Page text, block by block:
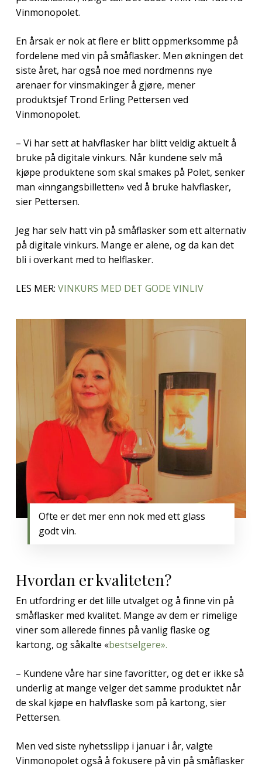
Vinmonopolet.
En årsak er nok at flere er blitt oppmerksomme på
fordelene med vin på småflasker. Men økningen det
siste året, har også noe med nordmenns nye
arenaer for vinsmakinger å gjøre, mener
produktsjef Trond Erling Pettersen ved
Vinmonopolet.
– Vi har sett at halvflasker har blitt veldig aktuelt å
bruke på digitale vinkurs. Når kundene selv må
kjøpe produktene som skal smakes på Polet, senker
man «inngangsbilletten» ved å bruke halvflasker,
sier Pettersen.
Jeg har selv hatt vin på småflasker som ett alternativ
på digitale vinkurs. Mange er alene, og da kan det
bli i overkant med to helflasker.
LES MER: VINKURS MED DET GODE VINLIV
Ofte er det mer enn nok med ett glass
godt vin.
Hvordan er kvaliteten?
En utfordring er det lille utvalget og å finne vin på
småflasker med kvalitet. Mange av dem er rimelige
viner som allerede finnes på vanlig flaske og
kartong, og såkalte «bestselgere».
– Kundene våre har sine favoritter, og det er ikke så
underlig at mange velger det samme produktet når
de skal kjøpe en halvflaske som på kartong, sier
Pettersen.
Men ved siste nyhetsslipp i januar i år, valgte
Vinmonopolet også å fokusere på vin på småflasker